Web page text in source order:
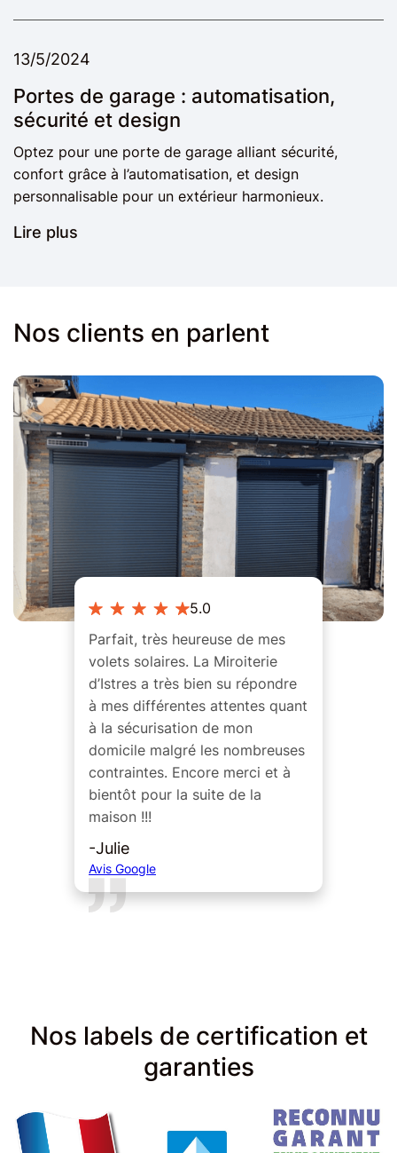
13/5/2024
Portes de garage : automatisation,
sécurité et design
Optez pour une porte de garage alliant sécurité,
confort grâce à l’automatisation, et design
personnalisable pour un extérieur harmonieux.
Lire plus
Nos clients en parlent
5.0
Parfait, très heureuse de mes
volets solaires. La Miroiterie
d’Istres a très bien su répondre
à mes différentes attentes quant
à la sécurisation de mon
domicile malgré les nombreuses
contraintes. Encore merci et à
bientôt pour la suite de la
maison !!!
-Julie
Avis Google
Slide 2 of 5.
Nos labels de certification et
garanties